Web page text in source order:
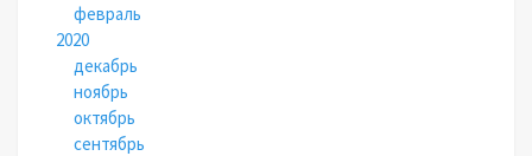
февраль
2020
декабрь
ноябрь
октябрь
сентябрь